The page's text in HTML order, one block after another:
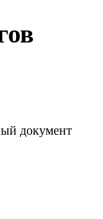
документ